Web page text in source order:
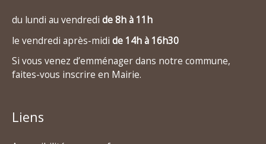
du lundi au vendredi de 8h à 11h
le vendredi après-midi de 14h à 16h30
Si vous venez d’emménager dans notre commune,
faites-vous inscrire en Mairie.
Liens